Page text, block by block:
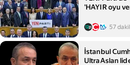
'HAYIR oyu
57
İstanbul
UltraAslan